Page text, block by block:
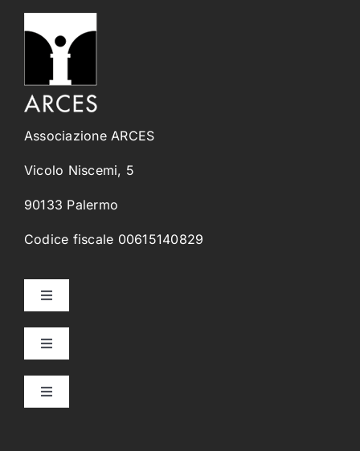
Associazione ARCES
Vicolo Niscemi, 5
90133 Palermo
Codice fiscale 00615140829
Toggle
Home
Chi Siamo
Toggle
Collegi Universitari
Toggle